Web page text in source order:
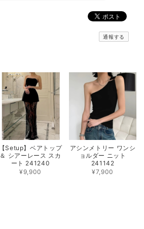
通報する
【Setup】ベアトップ
＆ シアーレース スカ
ート 241240
¥9,900
アシンメトリー ワンシ
ョルダー ニット
241142
¥7,900